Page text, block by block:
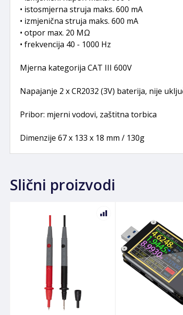
• istosmjerna struja maks. 600 mA
• izmjenična struja maks. 600 mA
• otpor max. 20 MΩ
• frekvencija 40 - 1000 Hz
Mjerna kategorija CAT III 600V
Napajanje 2 x CR2032 (3V) baterija, nije
Pribor: mjerni vodovi, zaštitna torbica
Dimenzije 67 x 133 x 18 mm / 130g
Slični proizvodi